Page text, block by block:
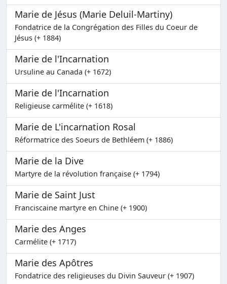
Marie de Jésus (Marie Deluil-Martiny)
Fondatrice de la Congrégation des Filles du Coeur de
Jésus (+ 1884)
Marie de l'Incarnation
Ursuline au Canada (+ 1672)
Marie de l'Incarnation
Religieuse carmélite (+ 1618)
Marie de L'incarnation Rosal
Réformatrice des Soeurs de Bethléem (+ 1886)
Marie de la Dive
Martyre de la révolution française (+ 1794)
Marie de Saint Just
Franciscaine martyre en Chine (+ 1900)
Marie des Anges
Carmélite (+ 1717)
Marie des Apôtres
Fondatrice des religieuses du Divin Sauveur (+ 1907)